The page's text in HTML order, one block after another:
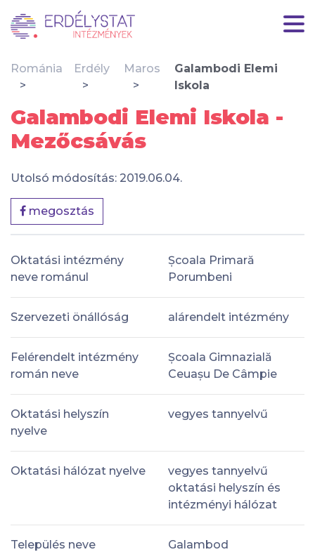
Románia Erdély Maros
Galambodi Elemi
Iskola
Galambodi Elemi Iskola -
Mezőcsávás
Utolsó módosítás: 2019.06.04.
megosztás
Oktatási intézmény
neve románul
Școala Primară
Porumbeni
Szervezeti önállóság alárendelt intézmény
Felérendelt intézmény
román neve
Școala Gimnazială
Ceuașu De Câmpie
Oktatási helyszín
nyelve
vegyes tannyelvű
Oktatási hálózat nyelve
vegyes tannyelvű
oktatási helyszín és
intézményi hálózat
Település neve
Galambod